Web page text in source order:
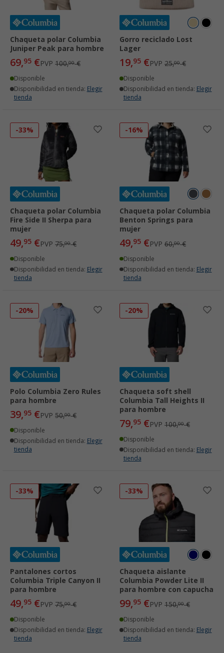
Chaqueta polar Columbia
Juniper Peak para hombre
69,95 €PVP 100,00€
Disponible
Disponibilidad en tienda: Elegir
tienda
Gorro reciclado Lost
Lager
19,95 €PVP 25,00€
Disponible
Disponibilidad en tienda: Elegir
tienda
-33%
Chaqueta polar Columbia
Fire Side II Sherpa para
mujer
49,95 €PVP 75,00€
Disponible
Disponibilidad en tienda: Elegir
tienda
-16%
Chaqueta polar Columbia
Benton Springs para
mujer
49,95 €PVP 60,00€
Disponible
Disponibilidad en tienda: Elegir
tienda
-20%
Polo Columbia Zero Rules
para hombre
39,95 €PVP 50,00€
Disponible
Disponibilidad en tienda: Elegir
tienda
-20%
Chaqueta soft shell
Columbia Tall Heights II
para hombre
79,95 €PVP 100,00€
Disponible
Disponibilidad en tienda: Elegir
tienda
-33%
Pantalones cortos
Columbia Triple Canyon II
para hombre
49,95 €PVP 75,00€
Disponible
Disponibilidad en tienda: Elegir
tienda
-33%
Chaqueta aislante
Columbia Powder Lite II
para hombre con capucha
99,95 €PVP 150,00€
Disponible
Disponibilidad en tienda: Elegir
tienda